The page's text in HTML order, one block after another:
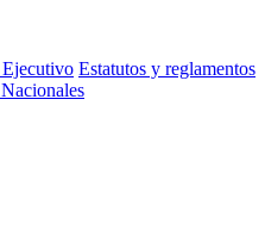
Estatutos y reglamentos